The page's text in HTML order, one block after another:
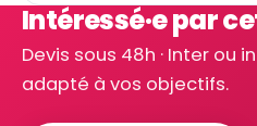
Intéressé·e par
Devis sous 48h · Inter ou
adapté à vos objectifs.